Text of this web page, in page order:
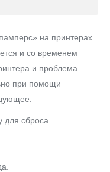
на принтерах
и со временем
и проблема
при помощи
для сброса